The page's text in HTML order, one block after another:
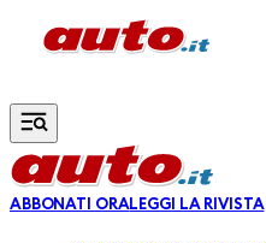
Vai al contenuto principale
ABBONATI ORALEGGI LA RIVISTA